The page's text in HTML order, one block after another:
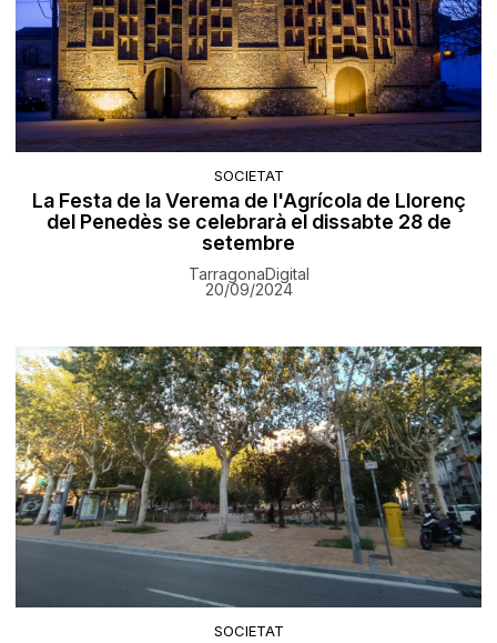
SOCIETAT
La Festa de la Verema de l'Agrícola de Llorenç
del Penedès se celebrarà el dissabte 28 de
setembre
TarragonaDigital
20/09/2024
SOCIETAT